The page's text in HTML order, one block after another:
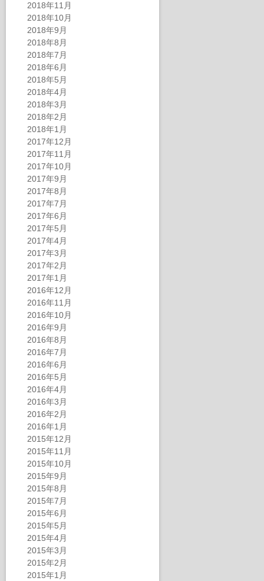
2018年11月
2018年10月
2018年9月
2018年8月
2018年7月
2018年6月
2018年5月
2018年4月
2018年3月
2018年2月
2018年1月
2017年12月
2017年11月
2017年10月
2017年9月
2017年8月
2017年7月
2017年6月
2017年5月
2017年4月
2017年3月
2017年2月
2017年1月
2016年12月
2016年11月
2016年10月
2016年9月
2016年8月
2016年7月
2016年6月
2016年5月
2016年4月
2016年3月
2016年2月
2016年1月
2015年12月
2015年11月
2015年10月
2015年9月
2015年8月
2015年7月
2015年6月
2015年5月
2015年4月
2015年3月
2015年2月
2015年1月